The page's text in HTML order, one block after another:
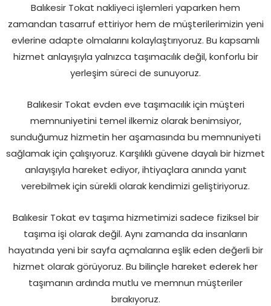
Balıkesir Tokat nakliyeci işlemleri yaparken hem
zamandan tasarruf ettiriyor hem de müşterilerimizin yeni
evlerine adapte olmalarını kolaylaştırıyoruz. Bu kapsamlı
hizmet anlayışıyla yalnızca taşımacılık değil, konforlu bir
yerleşim süreci de sunuyoruz.
Balıkesir Tokat evden eve taşımacılık için müşteri
memnuniyetini temel ilkemiz olarak benimsiyor,
sunduğumuz hizmetin her aşamasında bu memnuniyeti
sağlamak için çalışıyoruz. Karşılıklı güvene dayalı bir hizmet
anlayışıyla hareket ediyor, ihtiyaçlara anında yanıt
verebilmek için sürekli olarak kendimizi geliştiriyoruz.
Balıkesir Tokat ev taşıma hizmetimizi sadece fiziksel bir
taşıma işi olarak değil. Aynı zamanda da insanların
hayatında yeni bir sayfa açmalarına eşlik eden değerli bir
hizmet olarak görüyoruz. Bu bilinçle hareket ederek her
taşımanın ardında mutlu ve memnun müşteriler
bırakıyoruz.